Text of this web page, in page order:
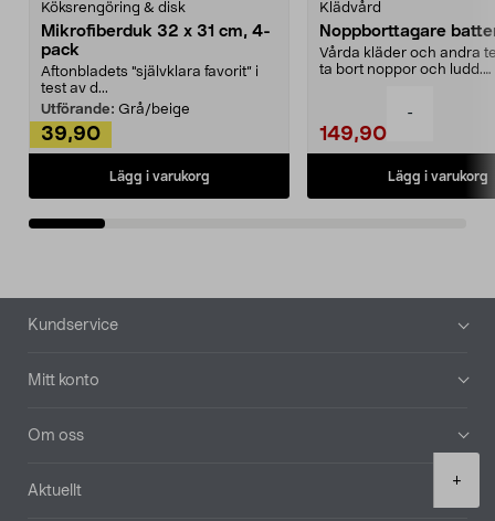
-
+
Köksrengöring & disk
Mikrofiberduk 32 x 31 cm, 4-
pack
Aftonbladets "självklara favorit” i
test av d...
Utförande: Grå/beige
39,90
Lägg i varukorg
Klädvård
Noppborttagare
Vårda kläder och andra
ta bort noppor och ludd.
149,90
Lägg i varukorg
Sidfot
Kundservice
Mitt konto
Om oss
Aktuellt